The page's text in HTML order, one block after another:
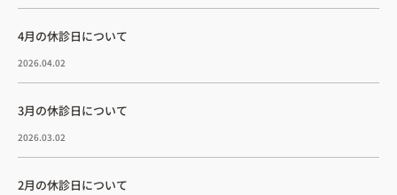
4月の休診日について
2026.04.02
3月の休診日について
2026.03.02
2月の休診日について